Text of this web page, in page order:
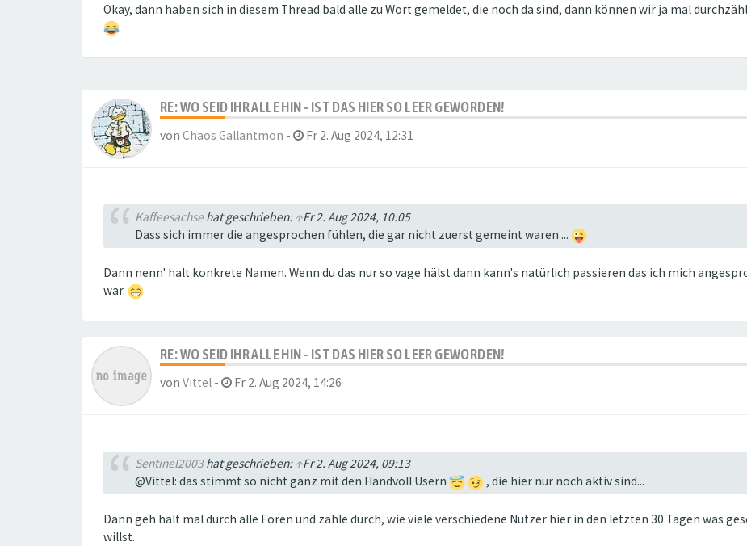
Okay, dann haben sich in diesem Thread bald alle zu Wort gemeldet, die noch da sind, dann können wir ja mal
RE: WO SEID IHR ALLE HIN - IST DAS HIER SO LEER GEWORDEN!
von Chaos Gallantmon - Fr 2. Aug 2024, 12:31
Kaffeesachsehat geschrieben: ↑Fr 2. Aug 2024, 10:05
Dass sich immer die angesprochen fühlen, die gar nicht zuerst gemeint waren ...
Dann nenn' halt konkrete Namen. Wenn du das nur so vage hälst dann kann's natürlich passieren das ich mich
war.
RE: WO SEID IHR ALLE HIN - IST DAS HIER SO LEER GEWORDEN!
von Vittel - Fr 2. Aug 2024, 14:26
Sentinel2003hat geschrieben: ↑Fr 2. Aug 2024, 09:13
@Vittel: das stimmt so nicht ganz mit den Handvoll Usern
, die hier nur noch aktiv sind...
Dann geh halt mal durch alle Foren und zähle durch, wie viele verschiedene Nutzer hier in den letzten 30 Tagen was
willst.